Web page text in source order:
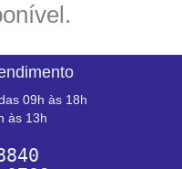
09h às 18h
às 13h